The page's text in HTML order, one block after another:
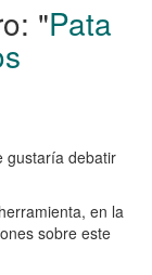
"Pata
gustaría debatir
en la
sobre este